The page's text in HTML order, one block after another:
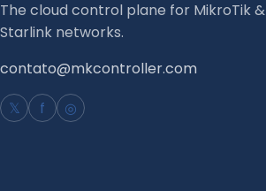
The cloud control plane for MikroTik &
Starlink networks.
contato@mkcontroller.com
𝕏
f ◎